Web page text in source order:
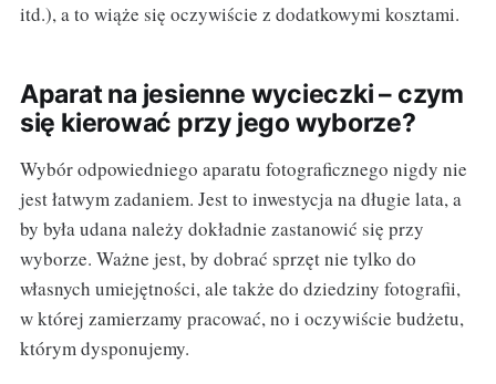
itd.), a to wiąże się oczywiście z dodatkowymi kosztami.
Aparat na jesienne wycieczki – czym
się kierować przy jego wyborze?
Wybór odpowiedniego aparatu fotograficznego nigdy nie
jest łatwym zadaniem. Jest to inwestycja na długie lata, a
by była udana należy dokładnie zastanowić się przy
wyborze. Ważne jest, by dobrać sprzęt nie tylko do
własnych umiejętności, ale także do dziedziny fotografii,
w której zamierzamy pracować, no i oczywiście budżetu,
którym dysponujemy.